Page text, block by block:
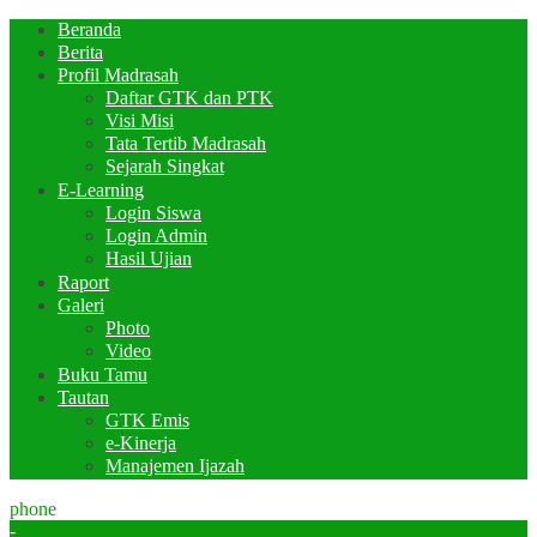
Beranda
Berita
Profil Madrasah
Daftar GTK dan PTK
Visi Misi
Tata Tertib Madrasah
Sejarah Singkat
E-Learning
Login Siswa
Login Admin
Hasil Ujian
Raport
Galeri
Photo
Video
Buku Tamu
Tautan
GTK Emis
e-Kinerja
Manajemen Ijazah
phone
-